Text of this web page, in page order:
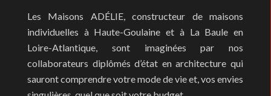
Les Maisons ADÉLIE, constructeur de maisons
individuelles à Haute-Goulaine et à La Baule en
Loire-Atlantique, sont imaginées par nos
collaborateurs diplômés d’état en architecture qui
sauront comprendre votre mode de vie et, vos envies